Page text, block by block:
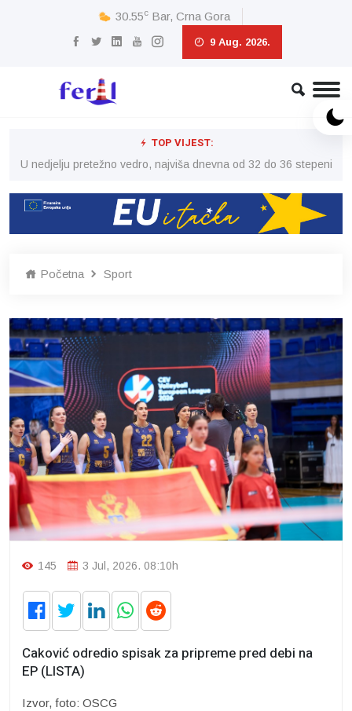
30.55c Bar, Crna Gora
9 Aug. 2026.
TOP VIJEST:
U nedjelju pretežno vedro, najviša dnevna od 32 do 36 stepeni
Početna Sport
145 3 Jul, 2026. 08:10h
Caković odredio spisak za pripreme pred debi na
EP (LISTA)
Izvor, foto: OSCG